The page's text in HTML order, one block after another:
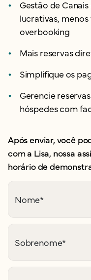
Gestão de
lucrativas,
overbooking
Mais reservas
Simplifique os
Gerencie
hóspedes com
Após enviar, você
com a Lisa, nossa
horário de
Nome*
Sobrenome*